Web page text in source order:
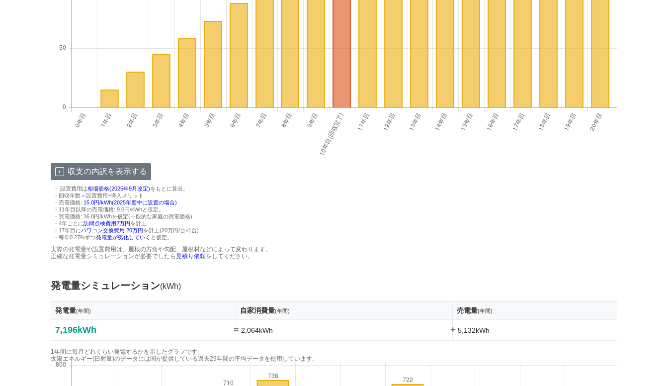
収支の内訳を表示する
・ 設置費用は相場価格(2025年9月改定)をもとに算出。
・回収年数＝設置費用÷導入メリット
・売電価格: 15.0円/kWh(2025年度中に設置の場合)
・11年目以降の売電価格: 9.0円/kWhと仮定。
・買電価格: 36.0円/kWhを仮定(一般的な家庭の買電価格)
・4年ごとに訪問点検費用2万円を計上
・17年目にパワコン交換費用 20万円を計上(20万円/台×1台)
・毎年0.27%ずつ発電量が劣化していく と仮定。
実際の発電量や設置費用は、屋根の方角や勾配、屋根材などによって変わります。
正確な発電量シミュレーションが必要でしたら 見積り依頼をしてください。
発電量シミュレーション(kWh)
発電量(年間) 自家消費量(年間) 売電量(年間)
7,196kWh = 2,064kWh + 5,132kWh
1年間に毎月どれくらい発電するかを示したグラフです。
太陽エネルギー(日射量)のデータには国が提供している過去29年間の平均データを使用しています。